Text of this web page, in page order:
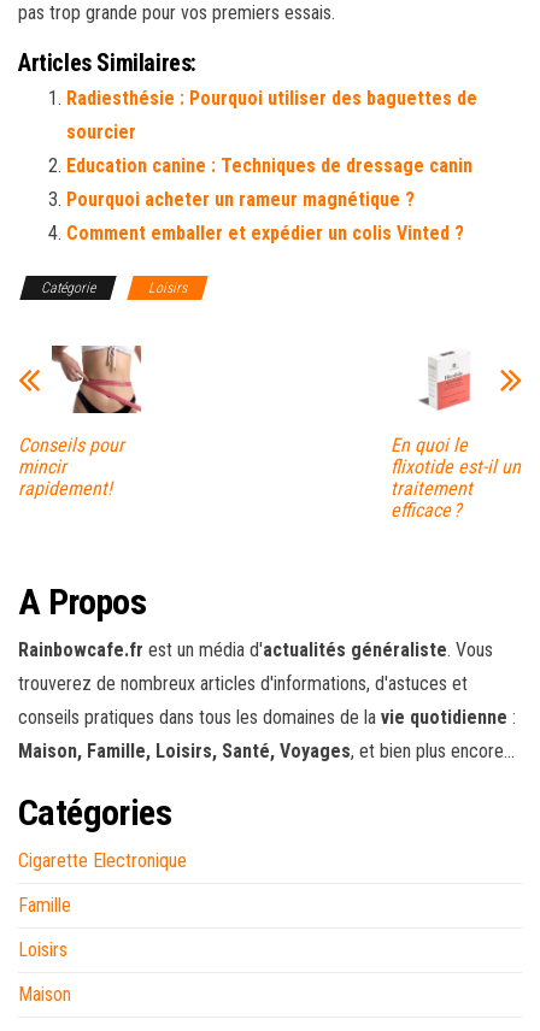
pas trop grande pour vos premiers essais.
Articles Similaires:
Radiesthésie : Pourquoi utiliser des baguettes de
sourcier
Education canine : Techniques de dressage canin
Pourquoi acheter un rameur magnétique ?
Comment emballer et expédier un colis Vinted ?
Catégorie Loisirs
Conseils pour
mincir
rapidement!
En quoi le
flixotide est-il un
traitement
efficace ?
A Propos
Rainbowcafe.fr est un média d'actualités généraliste. Vous
trouverez de nombreux articles d'informations, d'astuces et
conseils pratiques dans tous les domaines de la vie quotidienne :
Maison, Famille, Loisirs, Santé, Voyages, et bien plus encore...
Catégories
Cigarette Electronique
Famille
Loisirs
Maison